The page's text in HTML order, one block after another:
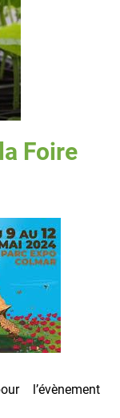
Foire
l’évènement